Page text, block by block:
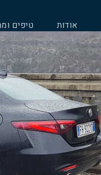
אודות טיפים